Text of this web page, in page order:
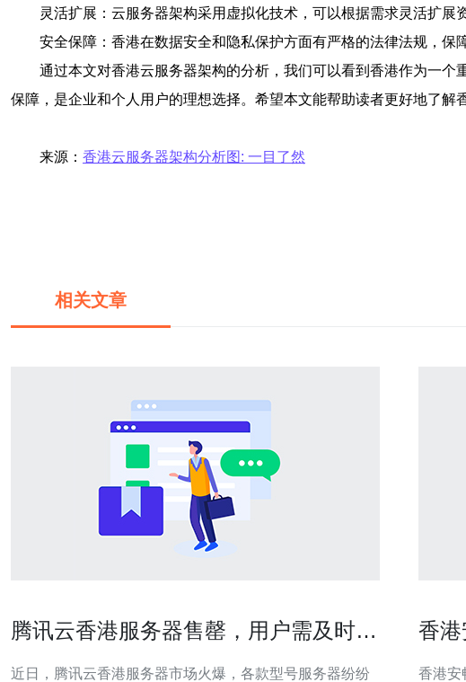
灵活扩展：云服务器架构采用虚拟化技术，可以根据需求灵活扩展
安全保障：香港在数据安全和隐私保护方面有严格的法律法规，保
通过本文对香港云服务器架构的分析，我们可以看到香港作为一
保障，是企业和个人用户的理想选择。希望本文能帮助读者更好地了解
来源： 香港云服务器架构分析图: 一目了然
相关文章
腾讯云香港服务器售罄，用户需及时备
近日，腾讯云香港服务器市场火爆，各款型号服务器纷纷
香
香港安